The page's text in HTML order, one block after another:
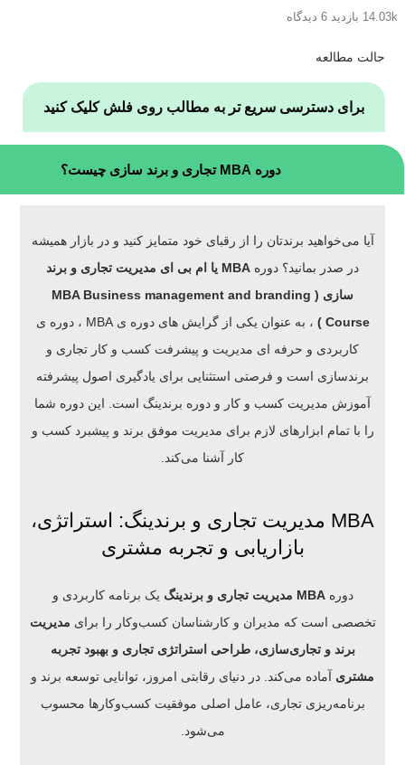
14.03k بازدید
حالت مطالعه
برای دسترسی سریع تر به مطالب روی فلش کلیک کنید
دوره MBA تجاری و برند سازی چیست؟
آیا می‌خواهید برندتان را از رقبای خود متمایز کنید و در بازار همیشه
در صدر بمانید؟ دوره
MBA یا ام بی ای مدیریت تجاری و برند
سازی
( MBA Business management and branding
Course )
، به عنوان یکی از گرایش های دوره ی MBA ، دوره ی
کاربردی و حرفه ای مدیریت و پیشرفت کسب و کار تجاری و
برندسازی است و فرصتی استثنایی برای یادگیری اصول پیشرفته
آموزش مدیریت کسب و کار و دوره برندینگ است. این دوره شما
را با تمام ابزارهای لازم برای مدیریت موفق برند و پیشبرد کسب و
کار آشنا می‌کند.
MBA مدیریت تجاری و برندینگ: استراتژی،
بازاریابی و تجربه مشتری
دورهMBA مدیریت تجاری و برندینگ
یک برنامه کاربردی و
تخصصی است که مدیران و کارشناسان کسب‌وکار را برای مدیریت
برند و تجاری‌سازی، طراحی استراتژی تجاری و بهبود تجربه
مشتری آماده می‌کند. در دنیای رقابتی امروز، توانایی توسعه برند و
برنامه‌ریزی تجاری، عامل اصلی موفقیت کسب‌وکارها محسوب
می‌شود.